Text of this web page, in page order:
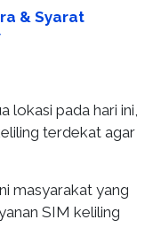
& Syarat
lokasi pada hari ini,
terdekat agar
masyarakat yang
SIM keliling